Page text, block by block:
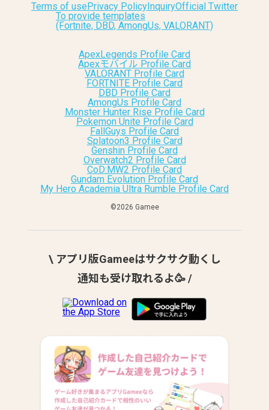
Terms of usePrivacy Policy InquiryOfficial Twitter
To provide templates
(Fortnite, DBD, AmongUs, VALORANT)
ApexLegends Profile Card
Apexモバイル Profile Card
VALORANT Profile Card
FORTNITE Profile Card
DBD Profile Card
AmongUs Profile Card
Monster Hunter Rise Profile Card
Pokemon Unite Profile Card
FallGuys Profile Card
Splatoon3 Profile Card
Genshin Profile Card
Overwatch2 Profile Card
CoD:MW2 Profile Card
Gundam Evolution Profile Card
My Hero Academia Ultra Rumble Profile Card
©︎2026 Gamee
\ アプリ版Gameeはサクサク動くし
通知も受け取れるよ🥳 /